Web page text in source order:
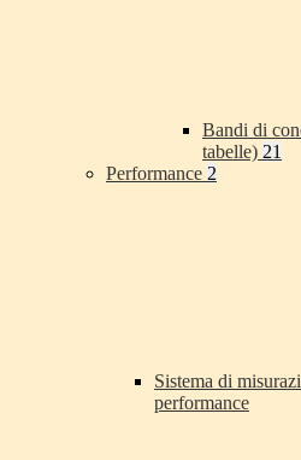
Bandi di
tabelle) 21
Performance 2
Sistema di
performance